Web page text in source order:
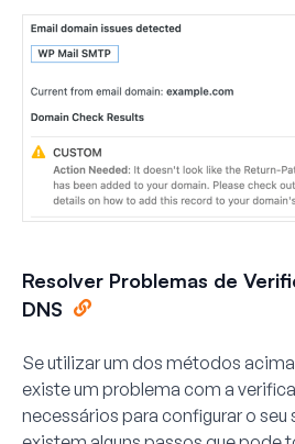
Resolver Problemas de
DNS
Se utilizar um dos métodos
existe um problema com a
necessários para configurar o